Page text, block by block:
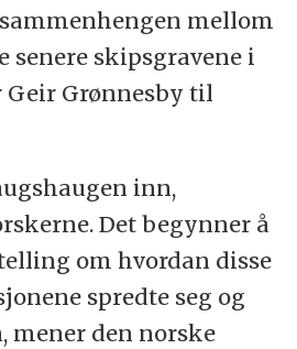
mellom
senere skipsgravene i
Grønnesby til
inn,
Det begynner å
om hvordan disse
spredte seg og
mener den norske